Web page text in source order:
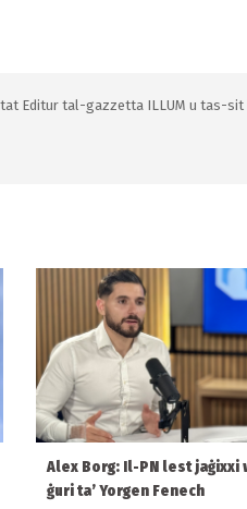
Editur tal-gazzetta ILLUM u tas-sit
Alex Borg: Il-PN lest
ġuri ta’ Yorgen Fenech